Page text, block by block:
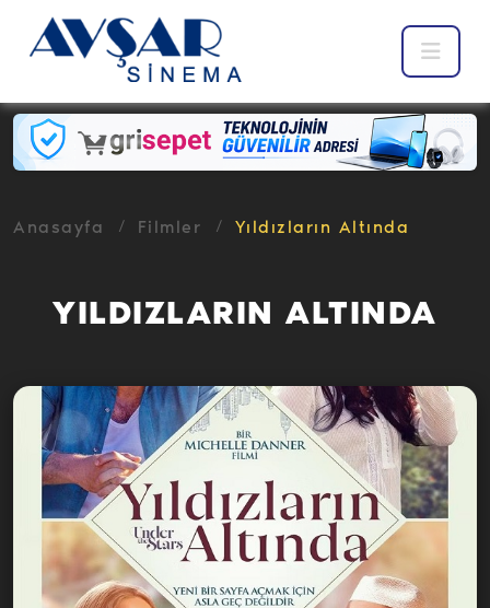
Anasayfa Filmler Yıldızların Altında
YILDIZLARIN ALTINDA